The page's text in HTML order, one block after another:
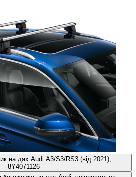
на дах Audi A3/S3/RS3 (від 2021),
8Y4071126